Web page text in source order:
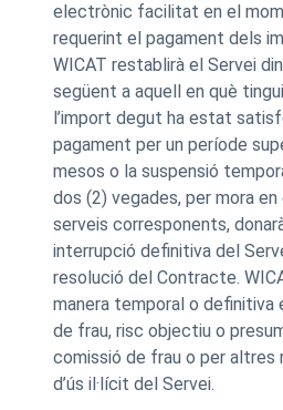
electrònic facilitat en el
requerint el pagament dels
WICAT restablirà el Servei
següent a aquell en què
l’import degut ha estat
pagament per un període
mesos o la suspensió
dos (2) vegades, per mora
serveis corresponents,
interrupció definitiva del
resolució del Contracte.
manera temporal o definitiva
de frau, risc objectiu o
comissió de frau o per altres
d’ús il·lícit del Servei.